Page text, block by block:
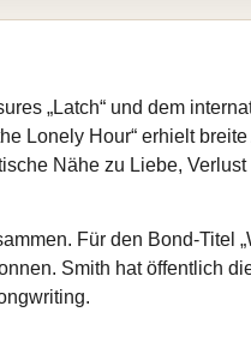
„Latch“ und dem
Lonely Hour“ erhielt
Nähe zu Liebe,
Für den Bond-Titel
Smith hat öffentlich